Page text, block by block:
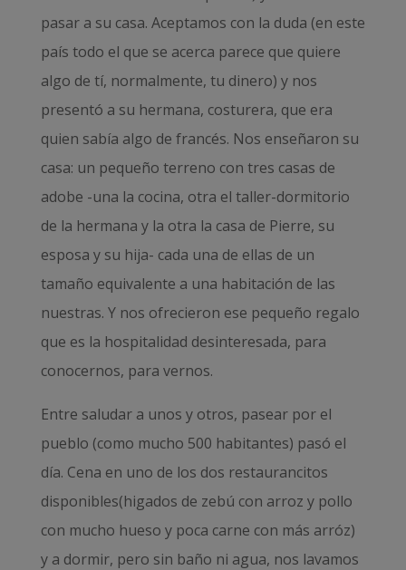
pasar a su casa. Aceptamos con la duda (en este
país todo el que se acerca parece que quiere
algo de tí, normalmente, tu dinero) y nos
presentó a su hermana, costurera, que era
quien sabía algo de francés. Nos enseñaron su
casa: un pequeño terreno con tres casas de
adobe -una la cocina, otra el taller-dormitorio
de la hermana y la otra la casa de Pierre, su
esposa y su hija- cada una de ellas de un
tamaño equivalente a una habitación de las
nuestras. Y nos ofrecieron ese pequeño regalo
que es la hospitalidad desinteresada, para
conocernos, para vernos.
Entre saludar a unos y otros, pasear por el
pueblo (como mucho 500 habitantes) pasó el
día. Cena en uno de los dos restaurancitos
disponibles(higados de zebú con arroz y pollo
con mucho hueso y poca carne con más arróz)
y a dormir, pero sin baño ni agua, nos lavamos